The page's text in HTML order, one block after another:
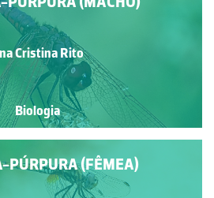
Cristina Rito
Biologia
PÚRPURA (FÊMEA)